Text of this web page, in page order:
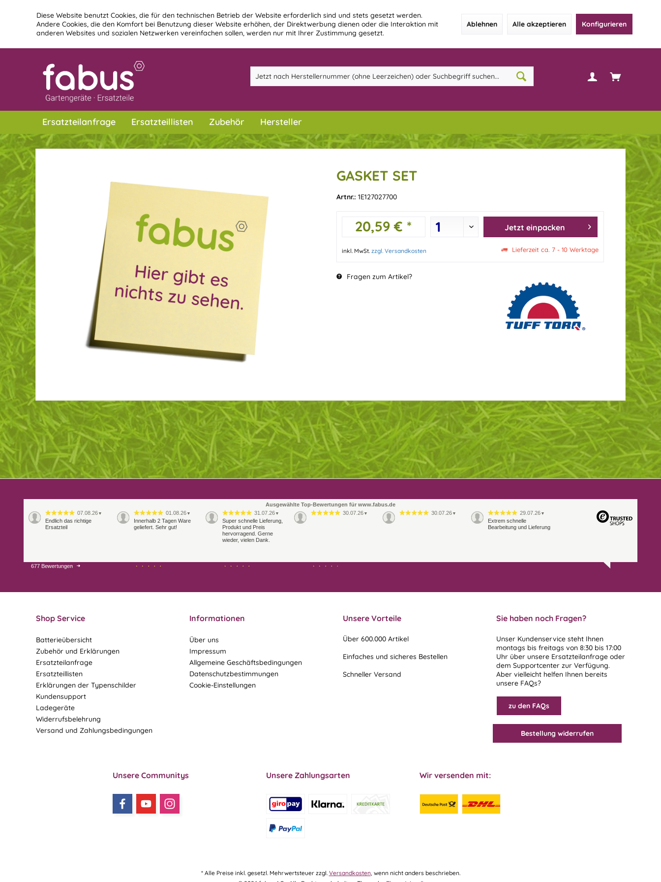
Diese Website benutzt Cookies, die für den technischen Betrieb der Website erforderlich sind und stets gesetzt werden.
Andere Cookies, die den Komfort bei Benutzung dieser Website erhöhen, der Direktwerbung dienen oder die Interaktion mit
anderen Websites und sozialen Netzwerken vereinfachen sollen, werden nur mit Ihrer Zustimmung gesetzt.
Ablehnen Alle akzeptieren Konfigurieren
Ersatzteilanfrage Ersatzteillisten Zubehör Hersteller
GASKET SET
Artnr.: 1E127027700
20,59 € * Jetzt einpacken
inkl. MwSt. zzgl. Versandkosten Lieferzeit ca. 7 - 10 Werktage
Fragen zum Artikel?
Ausgewählte Top-Bewertungen für www.fabus.de
07.08.26 ▼
Endlich das richtige
Ersatzteil
01.08.26 ▼
Innerhalb 2 Tagen Ware
geliefert. Sehr gut!
31.07.26 ▼
Super schnelle Lieferung,
Produkt und Preis
hervorragend. Gerne
wieder, vielen Dank.
30.07.26 ▼ 30.07.26 ▼ 29.07.26 ▼
Extrem schnelle
Bearbeitung und Lieferung
28.07.26
677 Bewertungen
Shop Service
Batterieübersicht
Zubehör und Erklärungen
Ersatzteilanfrage
Ersatzteillisten
Erklärungen der Typenschilder
Kundensupport
Ladegeräte
Widerrufsbelehrung
Versand und Zahlungsbedingungen
Informationen
Über uns
Impressum
Allgemeine Geschäftsbedingungen
Datenschutzbestimmungen
Cookie-Einstellungen
Unsere Vorteile
Über 600.000 Artikel
Einfaches und sicheres Bestellen
Schneller Versand
Sie haben noch Fragen?
Unser Kundenservice steht Ihnen
montags bis freitags von 8:30 bis 17:00
Uhr über unsere Ersatzteilanfrage oder
dem Supportcenter zur Verfügung.
Aber vielleicht helfen Ihnen bereits
unsere FAQs?
zu den FAQs
Bestellung widerrufen
Unsere Communitys Unsere Zahlungsarten Wir versenden mit:
* Alle Preise inkl. gesetzl. Mehrwertsteuer zzgl. Versandkosten, wenn nicht anders beschrieben.